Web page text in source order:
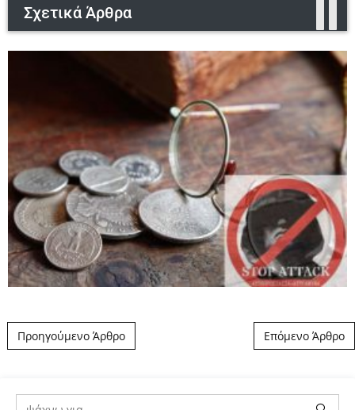
Σχετικά Άρθρα
Post navigation
Προηγούμενο Άρθρο Επόμενο Άρθρο